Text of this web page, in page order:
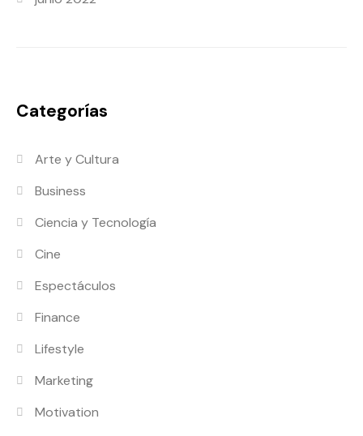
Categorías
Arte y Cultura
Business
Ciencia y Tecnología
Cine
Espectáculos
Finance
Lifestyle
Marketing
Motivation